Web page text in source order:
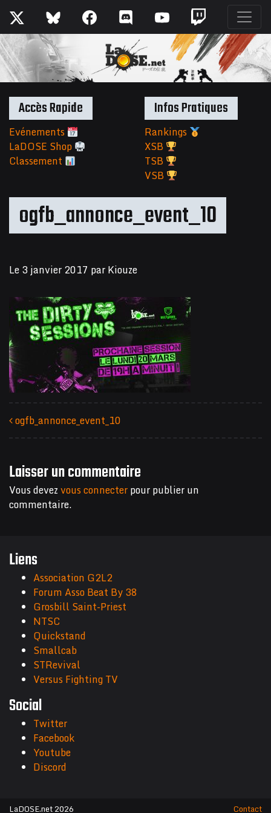
ogfb_annonce_event_10
Le3 janvier 2017 parKiouze
ogfb_annonce_event_10
Laisser un commentaire
Vous devezvous connecterpour publier un
commentaire.
Accès Rapide
Evénements
LaDOSE Shop
Classement
Infos Pratiques
Rankings
XSB
TSB
VSB
Liens
Association G2L2
Forum Asso Beat By 38
Grosbill Saint-Priest
NTSC
Quickstand
Smallcab
STRevival
Versus Fighting TV
Social
Twitter
Facebook
Youtube
Discord
LaDOSE.net 2026 Contact